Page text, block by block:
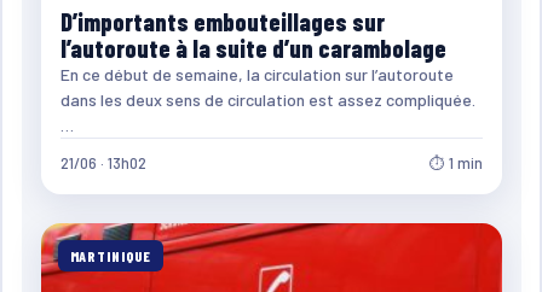
D’importants embouteillages sur
l’autoroute à la suite d’un carambolage
En ce début de semaine, la circulation sur l’autoroute
dans les deux sens de circulation est assez compliquée.
21/06 · 13h02 ⏱ 1 min
MARTINIQUE